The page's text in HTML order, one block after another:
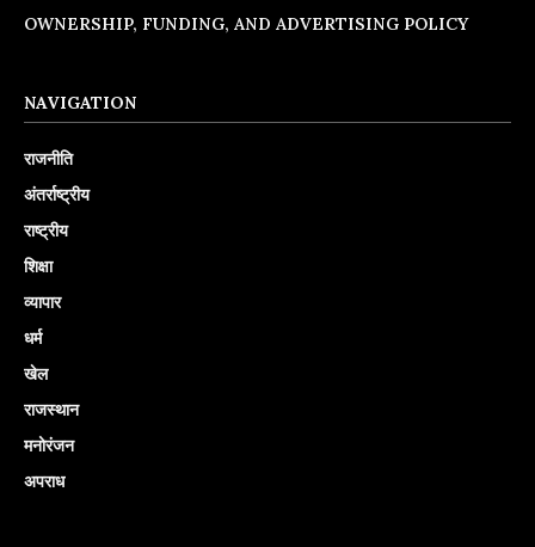
OWNERSHIP, FUNDING, AND ADVERTISING POLICY
NAVIGATION
राजनीति
अंतर्राष्ट्रीय
राष्ट्रीय
शिक्षा
व्यापार
धर्म
खेल
राजस्थान
मनोरंजन
अपराध